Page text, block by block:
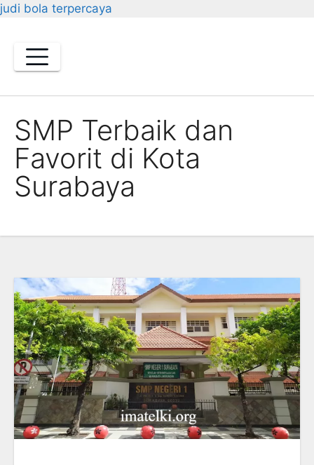
judi bola terpercaya
content
SMP Terbaik dan
Favorit di Kota
Surabaya